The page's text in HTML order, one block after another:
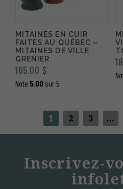
MITAINES EN CUIR
FAITES AU QUÉBEC –
MITAINES DE VILLE
GRENIER
165.00 $
Note 5.00 sur 5
1 2 3 …
Inscrivez-